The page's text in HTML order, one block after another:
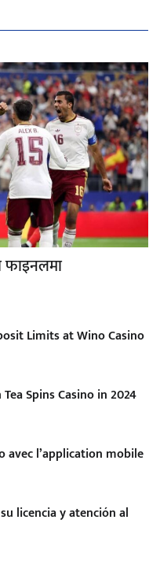
फाइनलमा
Limits at Wino Casino
Spins Casino in 2024
avec l’application mobile
licencia y atención al